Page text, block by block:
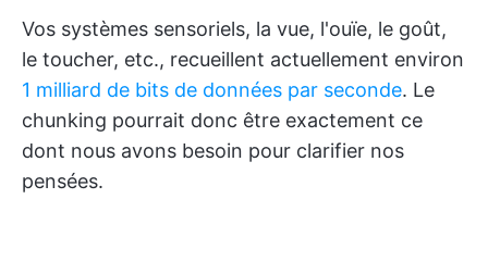
Vos systèmes sensoriels, la vue, l'ouïe, le goût,
le toucher, etc., recueillent actuellement environ
1 milliard de bits de données par seconde. Le
chunking pourrait donc être exactement ce
dont nous avons besoin pour clarifier nos
pensées.